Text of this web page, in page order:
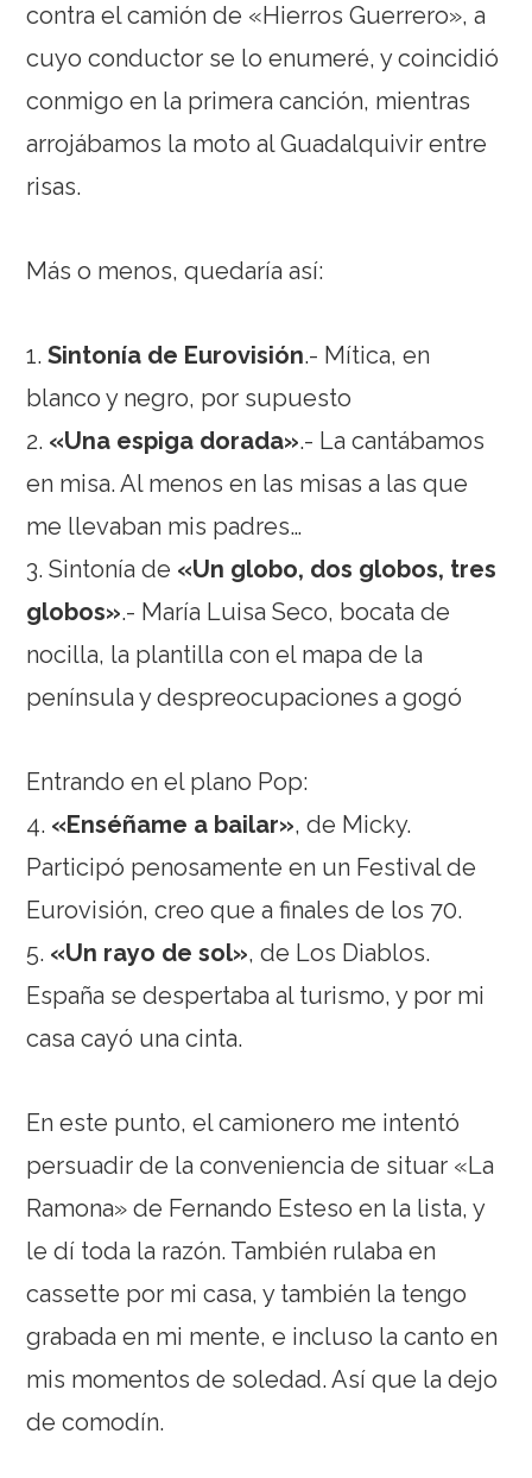
contra el camión de «Hierros Guerrero», a
cuyo conductor se lo enumeré, y coincidió
conmigo en la primera canción, mientras
arrojábamos la moto al Guadalquivir entre
risas.
Más o menos, quedaría así:
1.Sintonía de Eurovisión.- Mítica, en
blanco y negro, por supuesto
2. «Una espiga dorada».- La cantábamos
en misa. Al menos en las misas a las que
me llevaban mis padres…
3. Sintonía de «Un globo, dos globos, tres
globos».- María Luisa Seco, bocata de
nocilla, la plantilla con el mapa de la
península y despreocupaciones a gogó
Entrando en el plano Pop:
4. «Enséñame a bailar», de Micky.
Participó penosamente en un Festival de
Eurovisión, creo que a finales de los 70.
5. «Un rayo de sol», de Los Diablos.
España se despertaba al turismo, y por mi
casa cayó una cinta.
En este punto, el camionero me intentó
persuadir de la conveniencia de situar «La
Ramona» de Fernando Esteso en la lista, y
le dí toda la razón. También rulaba en
cassette por mi casa, y también la tengo
grabada en mi mente, e incluso la canto en
mis momentos de soledad. Así que la dejo
de comodín.